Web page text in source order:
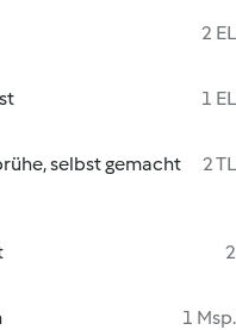
2 EL
1 EL
selbst gemacht
2 TL
2
1 Msp.